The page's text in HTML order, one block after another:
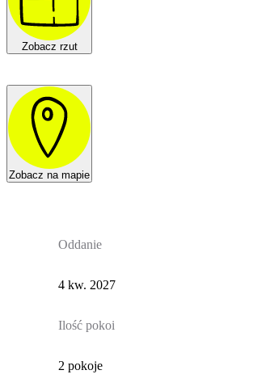
Zobacz rzut
Zobacz na mapie
Oddanie
4 kw. 2027
Ilość pokoi
2 pokoje